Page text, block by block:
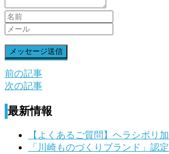
前
後
の
前の記事
次の記事
最新情報
【よくあるご質問】ヘラシボリ
「川崎ものづくりブランド」認